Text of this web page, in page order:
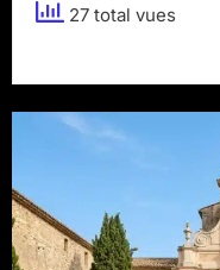
27 total vues